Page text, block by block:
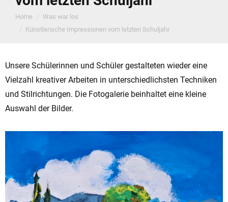
You are here:
Home
Was war los
Künstlerische Impressionen vom letzten Schuljahr
Unsere Schülerinnen und Schüler gestalteten wieder eine
Vielzahl kreativer Arbeiten in unterschiedlichsten Techniken
und Stilrichtungen. Die Fotogalerie beinhaltet eine kleine
Auswahl der Bilder.